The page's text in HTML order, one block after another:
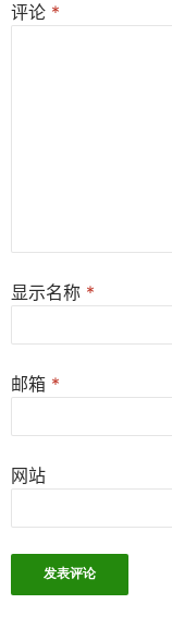
评论 *
显示名称 *
邮箱 *
网站